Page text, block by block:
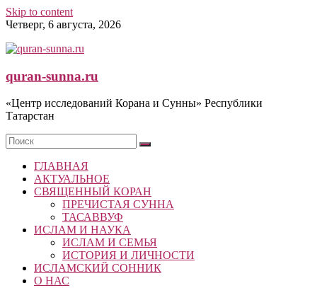
Skip to content
Четверг, 6 августа, 2026
quran-sunna.ru
«Центр исследований Корана и Сунны» Республики
Татарстан
ГЛАВНАЯ
АКТУАЛЬНОЕ
СВЯЩЕННЫЙ КОРАН
ПРЕЧИСТАЯ СУННА
ТАСАВВУФ
ИСЛАМ И НАУКА
ИСЛАМ И СЕМЬЯ
ИСТОРИЯ И ЛИЧНОСТИ
ИСЛАМСКИЙ СОННИК
О НАС